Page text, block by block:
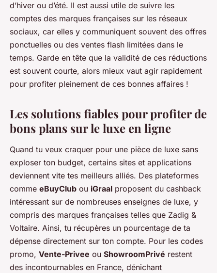
d’hiver ou d’été. Il est aussi utile de suivre les
comptes des marques françaises sur les réseaux
sociaux, car elles y communiquent souvent des offres
ponctuelles ou des ventes flash limitées dans le
temps. Garde en tête que la validité de ces réductions
est souvent courte, alors mieux vaut agir rapidement
pour profiter pleinement de ces bonnes affaires !
Les solutions fiables pour profiter de
bons plans sur le luxe en ligne
Quand tu veux craquer pour une pièce de luxe sans
exploser ton budget, certains sites et applications
deviennent vite tes meilleurs alliés. Des plateformes
comme eBuyClub ou iGraal proposent du cashback
intéressant sur de nombreuses enseignes de luxe, y
compris des marques françaises telles que Zadig &
Voltaire. Ainsi, tu récupères un pourcentage de ta
dépense directement sur ton compte. Pour les codes
promo, Vente-Privee ou ShowroomPrivé restent
des incontournables en France, dénichant